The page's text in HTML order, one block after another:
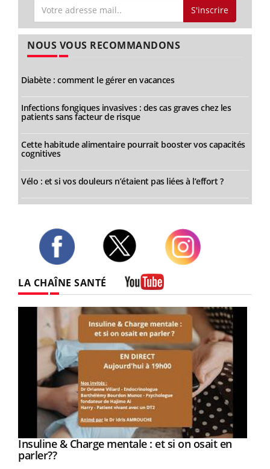
S'inscrire
NOUS VOUS RECOMMANDONS
Diabète : comment le gérer en vacances
Infections fongiques invasives : des cas graves chez les
patients sans facteur de risque
Cette habitude alimentaire pourrait booster vos capacités
cognitives
Vélo : et si vos douleurs n’étaient pas liées à l’effort ?
LA CHAÎNE SANTÉ
Youtube
Insuline & Charge mentale : et si on osait en
parler??Youtube